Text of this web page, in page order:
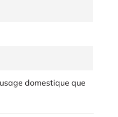
domestique que